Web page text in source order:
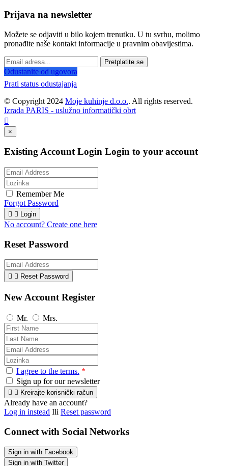
Prijava na newsletter
Možete se odjaviti u bilo kojem trenutku. U tu svrhu, molimo
pronađite naše kontakt informacije u pravnim obavijestima.
Pretplatite se
Odustanite od ugovora
Prati status odustajanja
© Copyright 2024 Moje kuhinje d.o.o.. All rights reserved.
Izrada PARIS - uslužno informatički obrt

×
Existing Account Login Login to your account
Remember Me
Forgot Password
  Login
No account? Create one here
Reset Password
  Reset Password
New Account Register
Mr. Mrs.
I agree to the terms. *
Sign up for our newsletter
  Kreirajte korisnički račun
Already have an account?
Log in instead Ili Reset password
Connect with Social Networks
Sign in with Facebook
Sign in with Twitter